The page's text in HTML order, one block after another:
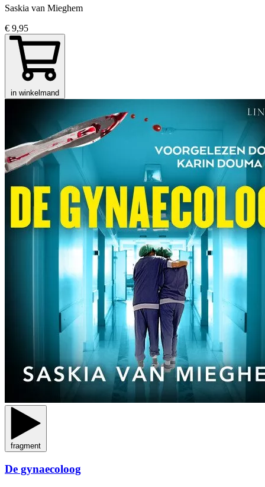
Saskia van Mieghem
€ 9,95
in winkelmand
fragment
De gynaecoloog